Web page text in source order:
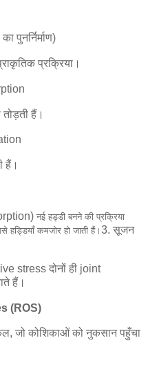
पुनर्निर्माण)
प्रक्रिया।
हैं।
हैं।
नई हड्डी बनने की प्रक्रिया
कमजोर हो जाती हैं। 3. सूजन
stress दोनों ही joint
हैं।
(ROS)
जो कोशिकाओं को नुकसान पहुँचा